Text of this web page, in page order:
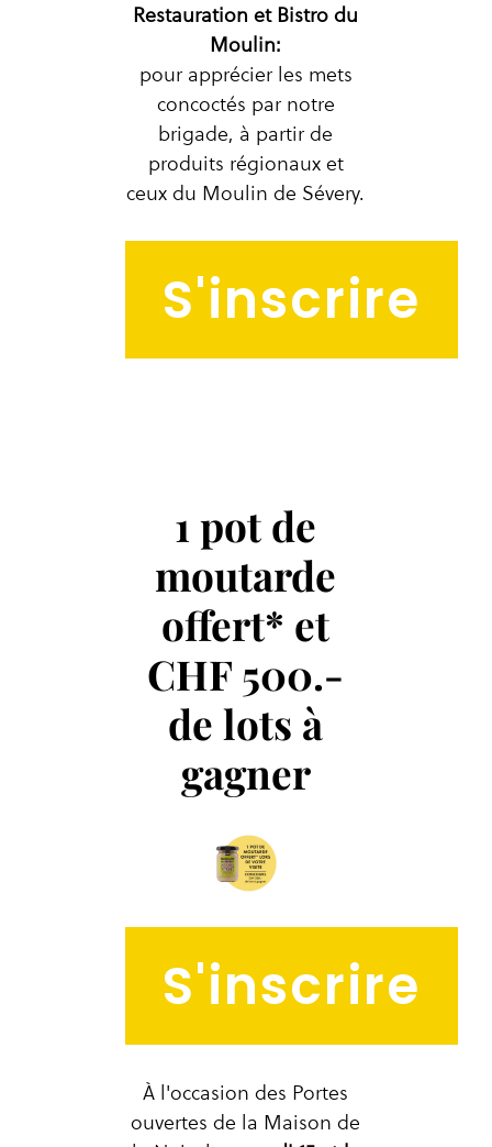
Restauration et Bistro du
Moulin:
pour apprécier les mets
concoctés par notre
brigade, à partir de
produits régionaux et
ceux du Moulin de Sévery.
S'inscrire
1 pot de
moutarde
offert* et
CHF 500.-
de lots à
gagner
S'inscrire
À l'occasion des Portes
ouvertes de la Maison de